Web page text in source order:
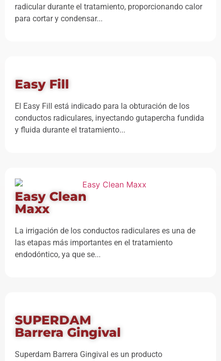
radicular durante el tratamiento, proporcionando calor
para cortar y condensar...
Easy Fill
El Easy Fill está indicado para la obturación de los
conductos radiculares, inyectando gutapercha fundida
y fluida durante el tratamiento...
Easy Clean
Maxx
La irrigación de los conductos radiculares es una de
las etapas más importantes en el tratamiento
endodóntico, ya que se...
SUPERDAM
Barrera Gingival
Superdam Barrera Gingival es un producto